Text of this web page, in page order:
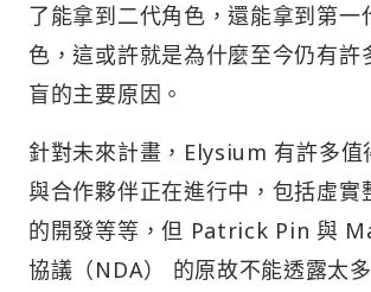
了能拿到二代角色，還能拿到第一
色，這或許就是為什麼至今仍有許
盲的主要原因。
針對未來計畫，Elysium 有許多值
與合作夥伴正在進行中，包括虛實
的開發等等，但 Patrick Pin 與
協議（NDA） 的原故不能透露太